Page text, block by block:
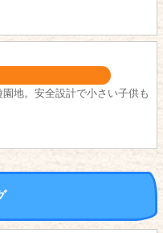
地。安全設計で小さい子供も